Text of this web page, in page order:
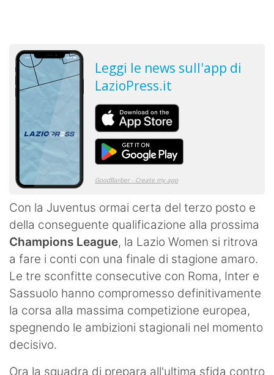
Con la Juventus ormai certa del terzo posto e
della conseguente qualificazione alla prossima
Champions League, la Lazio Women si ritrova
a fare i conti con una finale di stagione amaro.
Le tre sconfitte consecutive con Roma, Inter e
Sassuolo hanno compromesso definitivamente
la corsa alla massima competizione europea,
spegnendo le ambizioni stagionali nel momento
decisivo.
Ora la squadra di prepara all'ultima sfida contro